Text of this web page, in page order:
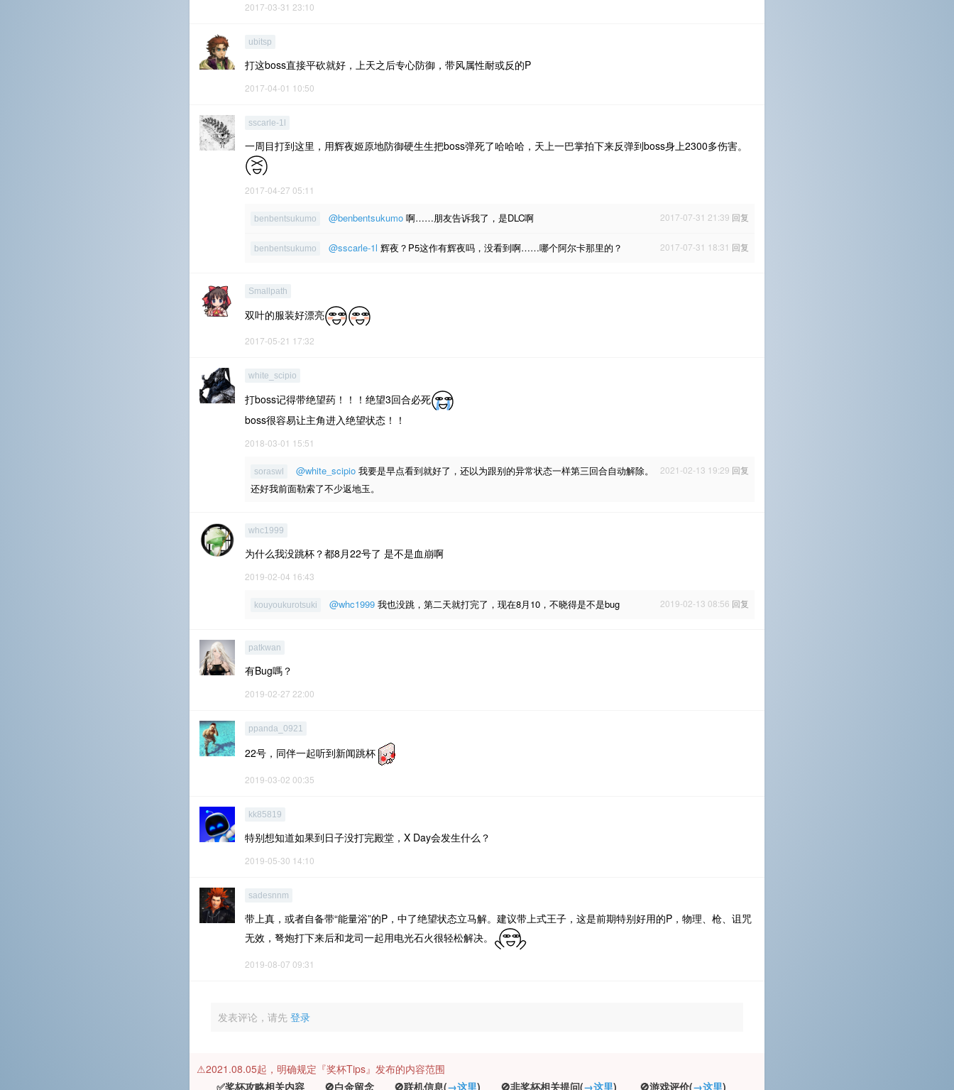
2017-03-31 23:10
ubitsp
打这boss直接平砍就好，上天之后专心防御，带风属性耐或反的P
2017-04-01 10:50
sscarle-1l
一周目打到这里，用辉夜姬原地防御硬生生把boss弹死了哈哈哈，天上一巴掌拍下来反弹到boss身上2300多伤害。
2017-04-27 05:11
2017-07-31 21:39 回复
benbentsukumo @benbentsukumo 啊……朋友告诉我了，是DLC啊
2017-07-31 18:31 回复
benbentsukumo @sscarle-1l 辉夜？P5这作有辉夜吗，没看到啊……哪个阿尔卡那里的？
Smallpath
双叶的服装好漂亮
2017-05-21 17:32
white_scipio
打boss记得带绝望药！！！绝望3回合必死
boss很容易让主角进入绝望状态！！
2018-03-01 15:51
2021-02-13 19:29 回复
soraswl @white_scipio 我要是早点看到就好了，还以为跟别的异常状态一样第三回合自动解除。
还好我前面勒索了不少返地玉。
whc1999
为什么我没跳杯？都8月22号了 是不是血崩啊
2019-02-04 16:43
2019-02-13 08:56 回复
kouyoukurotsuki @whc1999 我也没跳，第二天就打完了，现在8月10，不晓得是不是bug
patkwan
有Bug嗎？
2019-02-27 22:00
ppanda_0921
22号，同伴一起听到新闻跳杯
2019-03-02 00:35
kk85819
特别想知道如果到日子没打完殿堂，X Day会发生什么？
2019-05-30 14:10
sadesnnm
带上真，或者自备带“能量浴”的P，中了绝望状态立马解。建议带上式王子，这是前期特别好用的P，物理、枪、诅咒
无效，弩炮打下来后和龙司一起用电光石火很轻松解决。
2019-08-07 09:31
发表评论，请先 登录
⚠️2021.08.05起，明确规定『奖杯Tips』发布的内容范围
✅奖杯攻略相关内容 🚫白金留念 🚫联机信息(→这里) 🚫非奖杯相关提问(→这里) 🚫游戏评价(→这里)